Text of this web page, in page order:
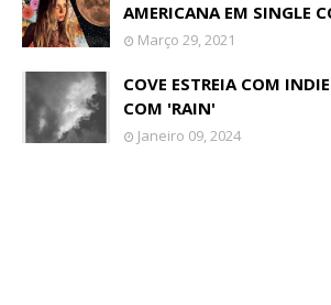
AMERICANA EM SINGLE
Março 29, 2021
COVE ESTREIA COM
COM 'RAIN'
Janeiro 09, 2024